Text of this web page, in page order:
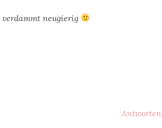
neugierig
Antworten